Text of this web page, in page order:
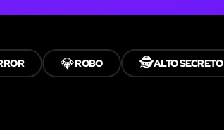
💎ROBO 🕵️ALTO SECRETO